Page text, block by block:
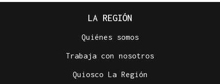
LA REGIÓN
Quiénes somos
Trabaja con nosotros
Quiosco La Región